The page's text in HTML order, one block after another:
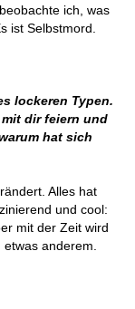
ich, was
ist Selbstmord.
lockeren Typen.
dir feiern und
hat sich
Alles hat
und cool:
mit der Zeit wird
anderem.